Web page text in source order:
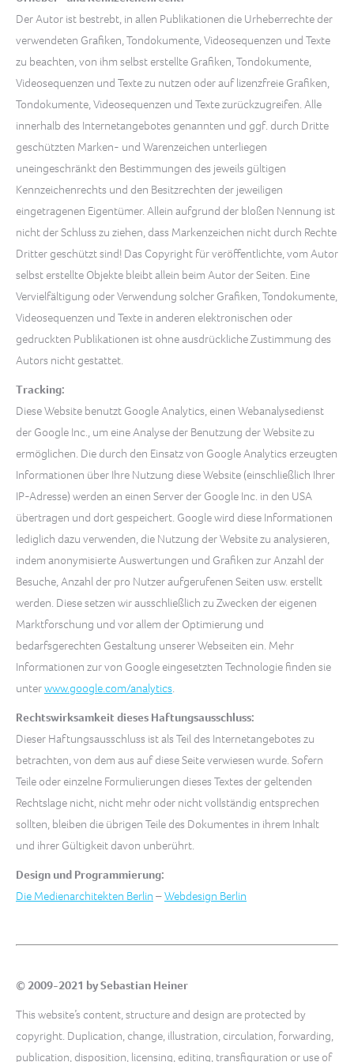
Der Autor ist bestrebt, in allen Publikationen die Urheberrechte der
verwendeten Grafiken, Tondokumente, Videosequenzen und Texte
zu beachten, von ihm selbst erstellte Grafiken, Tondokumente,
Videosequenzen und Texte zu nutzen oder auf lizenzfreie Grafiken,
Tondokumente, Videosequenzen und Texte zurückzugreifen. Alle
innerhalb des Internetangebotes genannten und ggf. durch Dritte
geschützten Marken- und Warenzeichen unterliegen
uneingeschränkt den Bestimmungen des jeweils gültigen
Kennzeichenrechts und den Besitzrechten der jeweiligen
eingetragenen Eigentümer. Allein aufgrund der bloßen Nennung ist
nicht der Schluss zu ziehen, dass Markenzeichen nicht durch Rechte
Dritter geschützt sind! Das Copyright für veröffentlichte, vom Autor
selbst erstellte Objekte bleibt allein beim Autor der Seiten. Eine
Vervielfältigung oder Verwendung solcher Grafiken, Tondokumente,
Videosequenzen und Texte in anderen elektronischen oder
gedruckten Publikationen ist ohne ausdrückliche Zustimmung des
Autors nicht gestattet.
Tracking:
Diese Website benutzt Google Analytics, einen Webanalysedienst
der Google Inc., um eine Analyse der Benutzung der Website zu
ermöglichen. Die durch den Einsatz von Google Analytics erzeugten
Informationen über Ihre Nutzung diese Website (einschließlich Ihrer
IP-Adresse) werden an einen Server der Google Inc. in den USA
übertragen und dort gespeichert. Google wird diese Informationen
lediglich dazu verwenden, die Nutzung der Website zu analysieren,
indem anonymisierte Auswertungen und Grafiken zur Anzahl der
Besuche, Anzahl der pro Nutzer aufgerufenen Seiten usw. erstellt
werden. Diese setzen wir ausschließlich zu Zwecken der eigenen
Marktforschung und vor allem der Optimierung und
bedarfsgerechten Gestaltung unserer Webseiten ein. Mehr
Informationen zur von Google eingesetzten Technologie finden sie
unterwww.google.com/analytics.
Rechtswirksamkeit dieses Haftungsausschluss:
Dieser Haftungsausschluss ist als Teil des Internetangebotes zu
betrachten, von dem aus auf diese Seite verwiesen wurde. Sofern
Teile oder einzelne Formulierungen dieses Textes der geltenden
Rechtslage nicht, nicht mehr oder nicht vollständig entsprechen
sollten, bleiben die übrigen Teile des Dokumentes in ihrem Inhalt
und ihrer Gültigkeit davon unberührt.
Design und Programmierung:
Die Medienarchitekten Berlin –Webdesign Berlin
© 2009-2021 by Sebastian Heiner
This website’s content, structure and design are protected by
copyright. Duplication, change, illustration, circulation, forwarding,
publication, disposition, licensing, editing, transfiguration or use of